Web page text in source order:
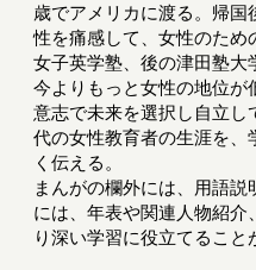
歳でアメリカに渡る。帰
性を痛感して、女性のため
女子英学塾、後の津田塾大
今よりもっと女性の地位
意志で未来を選択し自立
代の女性教育者の生涯を、
く伝える。
まんがの欄外には、用語
には、年表や関連人物紹介
り深い学習に役立てること